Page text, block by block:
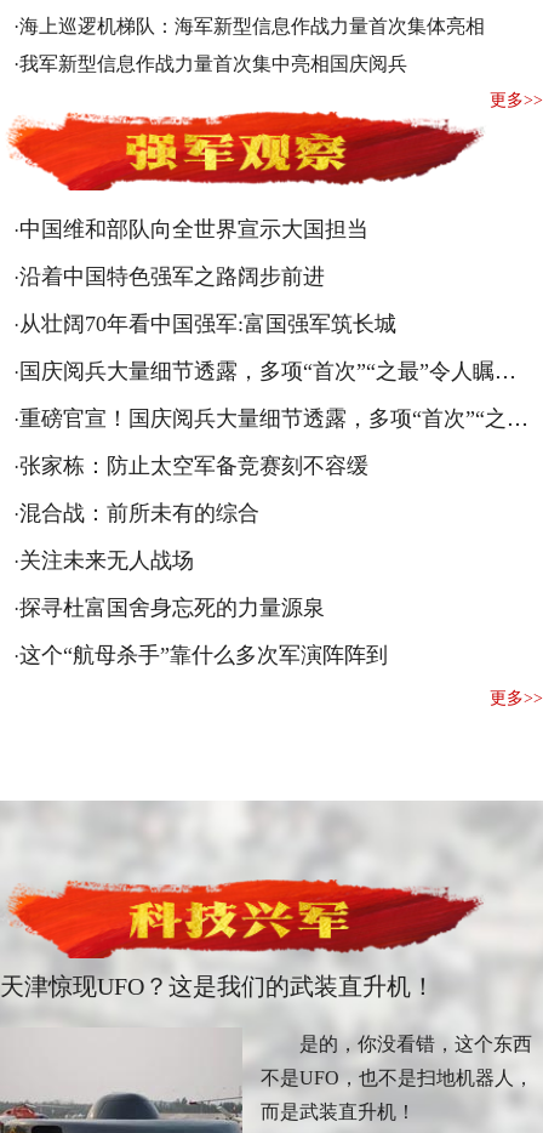
·海上巡逻机梯队：海军新型信息作战力量首次集体亮相
·我军新型信息作战力量首次集中亮相国庆阅兵
更多>>
·中国维和部队向全世界宣示大国担当
·沿着中国特色强军之路阔步前进
·从壮阔70年看中国强军:富国强军筑长城
·国庆阅兵大量细节透露，多项“首次”“之最”令人瞩目！
·重磅官宣！国庆阅兵大量细节透露，多项“首次”“之最”令人瞩目！
·张家栋：防止太空军备竞赛刻不容缓
·混合战：前所未有的综合
·关注未来无人战场
·探寻杜富国舍身忘死的力量源泉
·这个“航母杀手”靠什么多次军演阵阵到
更多>>
天津惊现UFO？这是我们的武装直升机！
是的，你没看错，这个东西
不是UFO，也不是扫地机器人，
而是武装直升机！